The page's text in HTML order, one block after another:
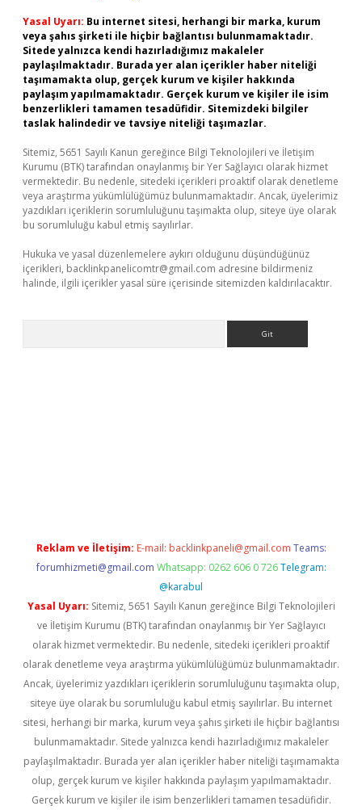
Yasal Uyarı: Bu internet sitesi, herhangi bir marka, kurum
veya şahıs şirketi ile hiçbir bağlantısı bulunmamaktadır.
Sitede yalnızca kendi hazırladığımız makaleler
paylaşılmaktadır. Burada yer alan içerikler haber niteliği
taşımamakta olup, gerçek kurum ve kişiler hakkında
paylaşım yapılmamaktadır. Gerçek kurum ve kişiler ile isim
benzerlikleri tamamen tesadüfidir. Sitemizdeki bilgiler
taslak halindedir ve tavsiye niteliği taşımazlar.
Sitemiz, 5651 Sayılı Kanun gereğince Bilgi Teknolojileri ve İletişim
Kurumu (BTK) tarafından onaylanmış bir Yer Sağlayıcı olarak hizmet
vermektedir. Bu nedenle, sitedeki içerikleri proaktif olarak denetleme
veya araştırma yükümlülüğümüz bulunmamaktadır. Ancak, üyelerimiz
yazdıkları içeriklerin sorumluluğunu taşımakta olup, siteye üye olarak
bu sorumluluğu kabul etmiş sayılırlar.
Hukuka ve yasal düzenlemelere aykırı olduğunu düşündüğünüz
içerikleri, backlinkpanelicomtr@gmail.com adresine bildirmeniz
halinde, ilgili içerikler yasal süre içerisinde sitemizden kaldırılacaktır.
Reklam ve İletişim: E-mail: backlinkpaneli@gmail.com Teams:
forumhizmeti@gmail.com Whatsapp: 0262 606 0 726 Telegram:
@karabul
Yasal Uyarı: Sitemiz, 5651 Sayılı Kanun gereğince Bilgi Teknolojileri
ve İletişim Kurumu (BTK) tarafından onaylanmış bir Yer Sağlayıcı
olarak hizmet vermektedir. Bu nedenle, sitedeki içerikleri proaktif
olarak denetleme veya araştırma yükümlülüğümüz bulunmamaktadır.
Ancak, üyelerimiz yazdıkları içeriklerin sorumluluğunu taşımakta olup,
siteye üye olarak bu sorumluluğu kabul etmiş sayılırlar. Bu internet
sitesi, herhangi bir marka, kurum veya şahıs şirketi ile hiçbir bağlantısı
bulunmamaktadır. Sitede yalnızca kendi hazırladığımız makaleler
paylaşılmaktadır. Burada yer alan içerikler haber niteliği taşımamakta
olup, gerçek kurum ve kişiler hakkında paylaşım yapılmamaktadır.
Gerçek kurum ve kişiler ile isim benzerlikleri tamamen tesadüfidir.